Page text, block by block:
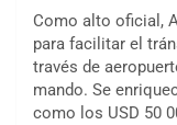
Como alto oficial,
para facilitar el
través de
mando. Se
como los USD 50